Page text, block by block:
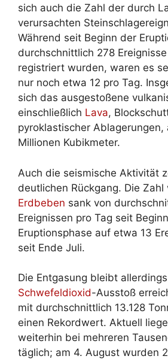
sich auch die Zahl der durch
verursachten
Während seit Beginn der
durchschnittlich 278
registriert wurden, waren es
nur noch etwa 12 pro Tag.
sich das ausgestoßene
einschließlich Lava,
pyroklastischer Ablagerungen,
Millionen Kubikmeter.
Auch die seismische Aktivität
deutlichen Rückgang. Die Zahl
Erdbeben sank von
Ereignissen pro Tag seit
Eruptionsphase auf etwa 13
seit Ende Juli.
Die Entgasung bleibt
Schwefeldioxid-Ausstoß
mit durchschnittlich 13.128
einen Rekordwert. Aktuell
weiterhin bei mehreren
täglich; am 4. August wurden